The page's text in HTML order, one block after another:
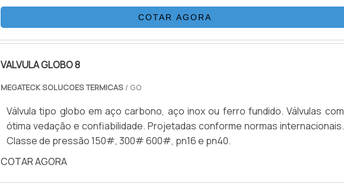
assegurar uma excelente relação custo-benefício. POUCO MAIS SOBRE AS
CONEXÕES AÇO CARBONO GALVANIZADO Há muitas maneiras eficientes de
demonstrar competência e excelência em uma área de atuação. A Sansei
Escritório de alta qualidade onde são realizadas as atividades; Estrutura
suficiente para atender todas as demandas; Equipamentos de última
proteção. Ainda focando na qualidade das conexões aço carbono
galvanizado, sempre deve-se buscar uma empresa que tenha produtos com
ótima qualidade e proteção, pontos importantes que ficam de fora no
planejamento de empresas que visam apenas o lucro. Isso tudo é a razão
COTAR AGORA
VALVULA GLOBO 8
MEGATECK SOLUCOES TERMICAS/ GO
Válvula tipo globo em aço carbono, aço inox ou ferro fundido. Válvulas com
ótima vedação e confiabilidade. Projetadas conforme normas internacionais.
Classe de pressão 150#, 300# 600#, pn16 e pn40.
COTAR AGORA